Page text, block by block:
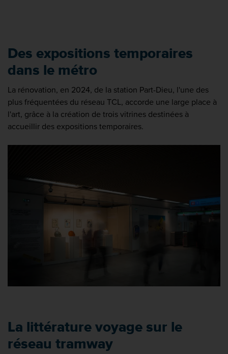
Des expositions temporaires
dans le métro
La rénovation, en 2024, de la station Part-Dieu, l'une des
plus fréquentées du réseau TCL, accorde une large place à
l'art, grâce à la création de trois vitrines destinées à
accueillir des expositions temporaires.
La littérature voyage sur le
réseau tramway